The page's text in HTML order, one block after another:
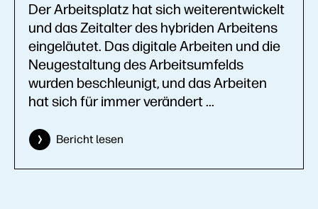
Der Arbeitsplatz hat sich weiterentwickelt
und das Zeitalter des hybriden Arbeitens
eingeläutet. Das digitale Arbeiten und die
Neugestaltung des Arbeitsumfelds
wurden beschleunigt, und das Arbeiten
hat sich für immer verändert ...
Bericht lesen